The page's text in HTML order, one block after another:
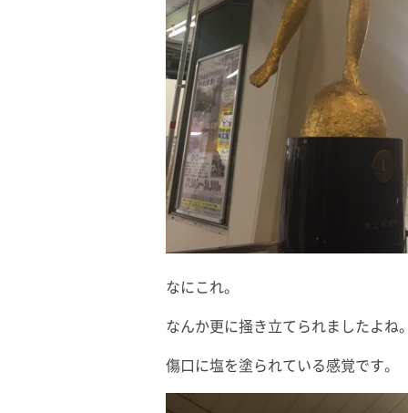
なにこれ。
なんか更に掻き立てられましたよね
傷口に塩を塗られている感覚です。